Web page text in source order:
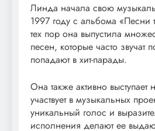
Линда начала свою
1997 году с альбома
тех пор она выпустила
песен, которые часто звучат
попадают в хит-парады.
Она также активно выступает
участвует в музыкальных
уникальный голос и
исполнения делают ее